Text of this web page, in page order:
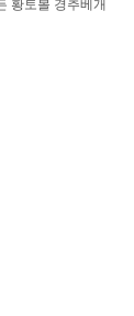
황토볼 경추베개